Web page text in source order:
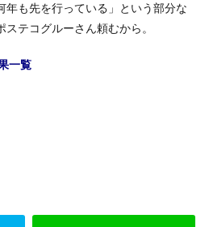
年も先を行っている」という部分な
テコグルーさん頼むから。
一覧